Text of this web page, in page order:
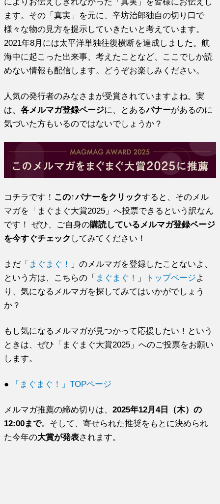
ます。その「真実」を元に、辛坊治郎独自の切り口で
様々な物の見方を提示していきたいと考えています。
2021年8月には太平洋単独往復横断を達成しました。航
海中に起こった出来事、考えたことなど、ここでしか読
めない情報も配信します。どうぞお楽しみください。
人気の発行者のみなさまが受賞されていますよね。実
は、各メルマガ登録ページに、とあるバナーがあるのに
気づいた方もいるのではないでしょうか？
コチラです！ この↑バナーをクリックすると、そのメル
マガを「まぐまぐ大賞2025」へ投票できるという訳なん
です！ ぜひ、ご自身の購読しているメルマガ登録ページ
を今すぐチェック してみてください！
まだ「 まぐまぐ！
」のメルマガを登録したことないよ、
という方は、こちらの「 まぐまぐ！ 」 トップページよ
り、気になるメルマガを探してみてはいかがでしょう
か？
もし気になるメルマガが見つかって応援したい！という
ときは、ぜひ「まぐまぐ大賞2025」へのご投票をお願い
します。
● 「まぐまぐ！」TOPページ
メルマガ推薦の締め切りは、2025年12月4日（木）の
12:00まで。そして、寄せられた推奨をもとに決められ
た今年の大賞が発表されます。